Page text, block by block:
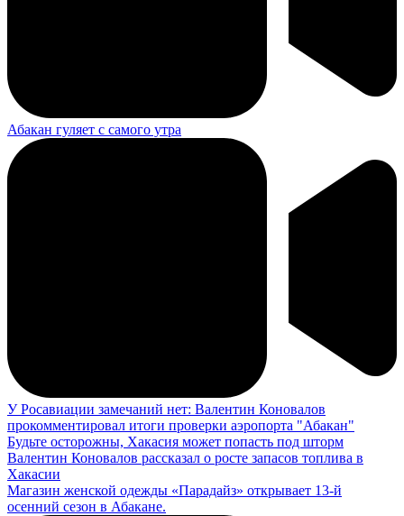
Абакан гуляет с самого утра
У Росавиации замечаний нет: Валентин Коновалов
прокомментировал итоги проверки аэропорта "Абакан"
Будьте осторожны, Хакасия может попасть под шторм
Валентин Коновалов рассказал о росте запасов топлива в
Хакасии
Магазин женской одежды «Парадайз» открывает 13-й
осенний сезон в Абакане.